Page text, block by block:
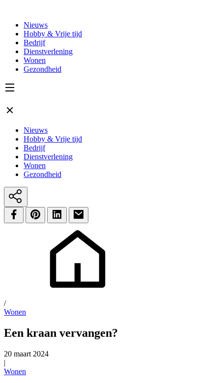
Nieuws
Hobby & Vrije tijd
Bedrijf
Dienstverlening
Wonen
Gezondheid
Nieuws
Hobby & Vrije tijd
Bedrijf
Dienstverlening
Wonen
Gezondheid
/
Wonen
Een kraan vervangen?
20 maart 2024
|
Wonen